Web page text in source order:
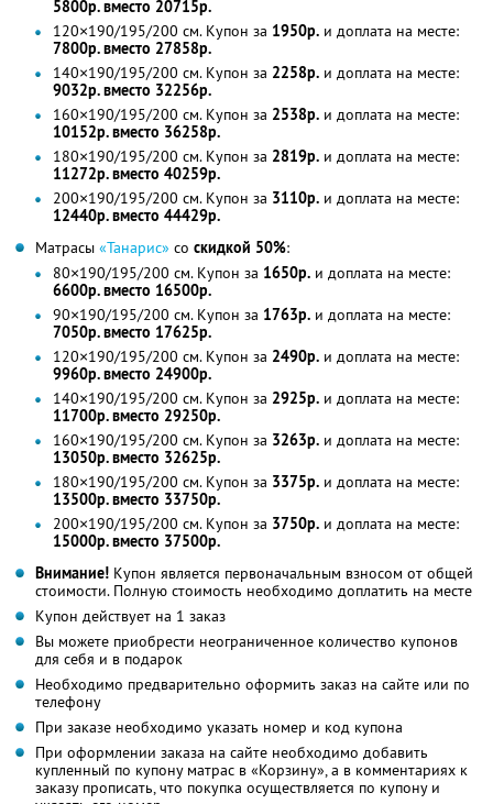
5800р. вместо 20715р.
120×190/195/200 см. Купон за 1950р. и доплата на месте:
7800р. вместо 27858р.
140×190/195/200 см. Купон за 2258р. и доплата на месте:
9032р. вместо 32256р.
160×190/195/200 см. Купон за 2538р. и доплата на месте:
10152р. вместо 36258р.
180×190/195/200 см. Купон за 2819р. и доплата на месте:
11272р. вместо 40259р.
200×190/195/200 см. Купон за 3110р. и доплата на месте:
12440р. вместо 44429р.
Матрасы «Танарис» со скидкой 50%:
80×190/195/200 см. Купон за 1650р. и доплата на месте:
6600р. вместо 16500р.
90×190/195/200 см. Купон за 1763р. и доплата на месте:
7050р. вместо 17625р.
120×190/195/200 см. Купон за 2490р. и доплата на месте:
9960р. вместо 24900р.
140×190/195/200 см. Купон за 2925р. и доплата на месте:
11700р. вместо 29250р.
160×190/195/200 см. Купон за 3263р. и доплата на месте:
13050р. вместо 32625р.
180×190/195/200 см. Купон за 3375р. и доплата на месте:
13500р. вместо 33750р.
200×190/195/200 см. Купон за 3750р. и доплата на месте:
15000р. вместо 37500р.
Внимание! Купон является первоначальным взносом от общей
стоимости. Полную стоимость необходимо доплатить на месте
Купон действует на 1 заказ
Вы можете приобрести неограниченное количество купонов
для себя и в подарок
Необходимо предварительно оформить заказ на сайте или по
телефону
При заказе необходимо указать номер и код купона
При оформлении заказа на сайте необходимо добавить
купленный по купону матрас в «Корзину», а в комментариях к
заказу прописать, что покупка осуществляется по купону и